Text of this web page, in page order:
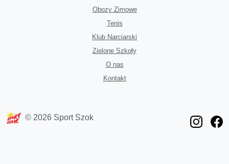
Obozy Zimowe
Tenis
Klub Narciarski
Zielone Szkoły
O nas
Kontakt
© 2026 Sport Szok